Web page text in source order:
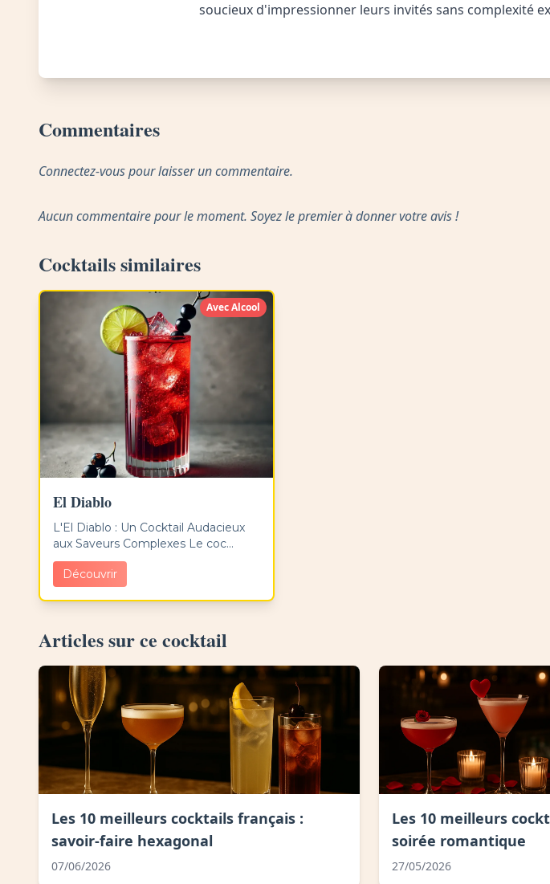
soucieux d'impressionner leurs invités sans complexité
Commentaires
Connectez-vous pour laisser un commentaire.
Aucun commentaire pour le moment. Soyez le premier à donner votre avis !
Cocktails similaires
Avec Alcool
El Diablo
L'El Diablo : Un Cocktail Audacieux
aux Saveurs Complexes Le coc...
Découvrir
Articles sur ce cocktail
Les 10 meilleurs cocktails français :
savoir-faire hexagonal
07/06/2026
Les 10 meilleurs
soirée romantique
27/05/2026